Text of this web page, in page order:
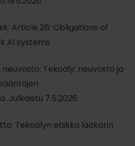
Article 26: Obligations of
AI systems
Tekoäly: neuvosto ja
Julkaistu 7.5.2026
Tekoälyn etiikka lääkärin